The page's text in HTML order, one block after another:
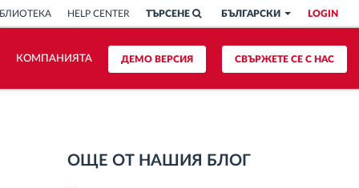
LOGIN
БЪЛГАРСКИ
ТЪРСЕНЕ
HELP CENTER
СВЪРЖЕТЕ СЕ С НАС
ДЕМО ВЕРСИЯ
КОМПАНИЯТА
ОЩЕ ОТ НАШИЯ БЛОГ